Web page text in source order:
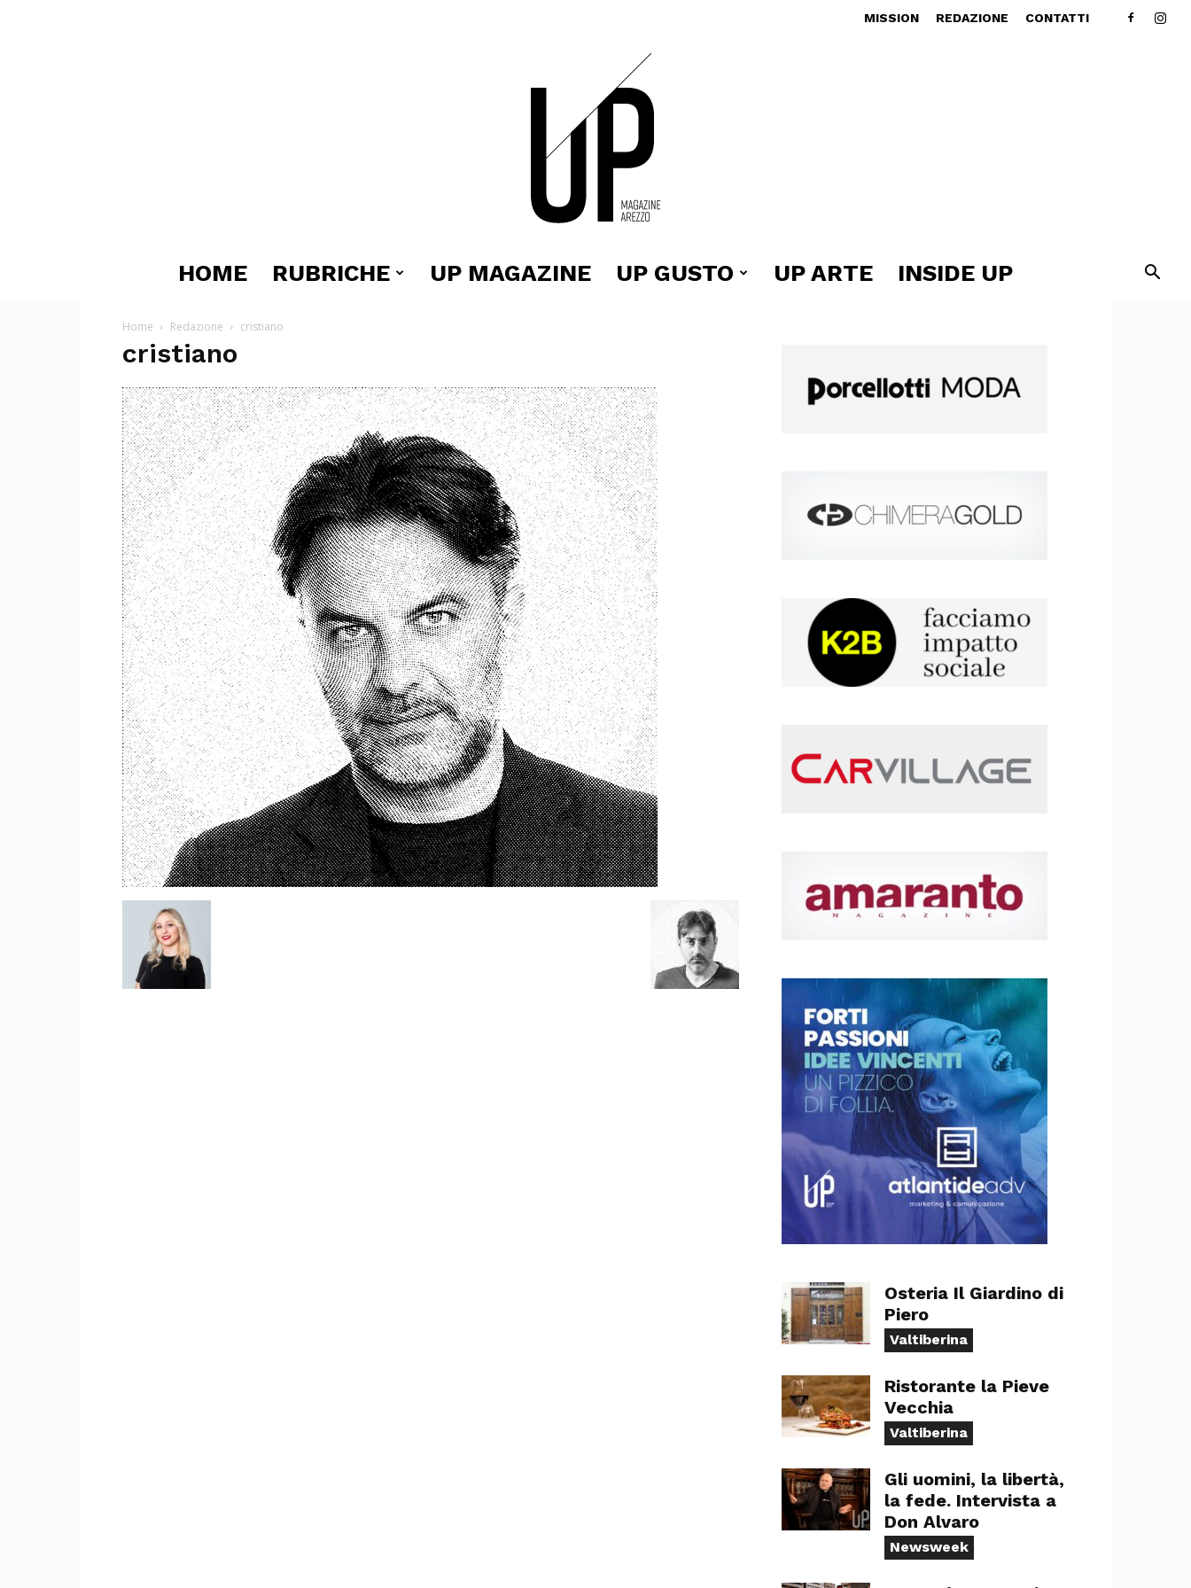
MISSION REDAZIONE CONTATTI
Magazine
HOME RUBRICHE UP MAGAZINE UP GUSTO UP ARTE INSIDE UP
Home Redazione cristiano
cristiano
Osteria Il Giardino di
Piero
Valtiberina
Ristorante la Pieve
Vecchia
Valtiberina
Gli uomini, la libertà,
la fede. Intervista a
Don Alvaro
Newsweek